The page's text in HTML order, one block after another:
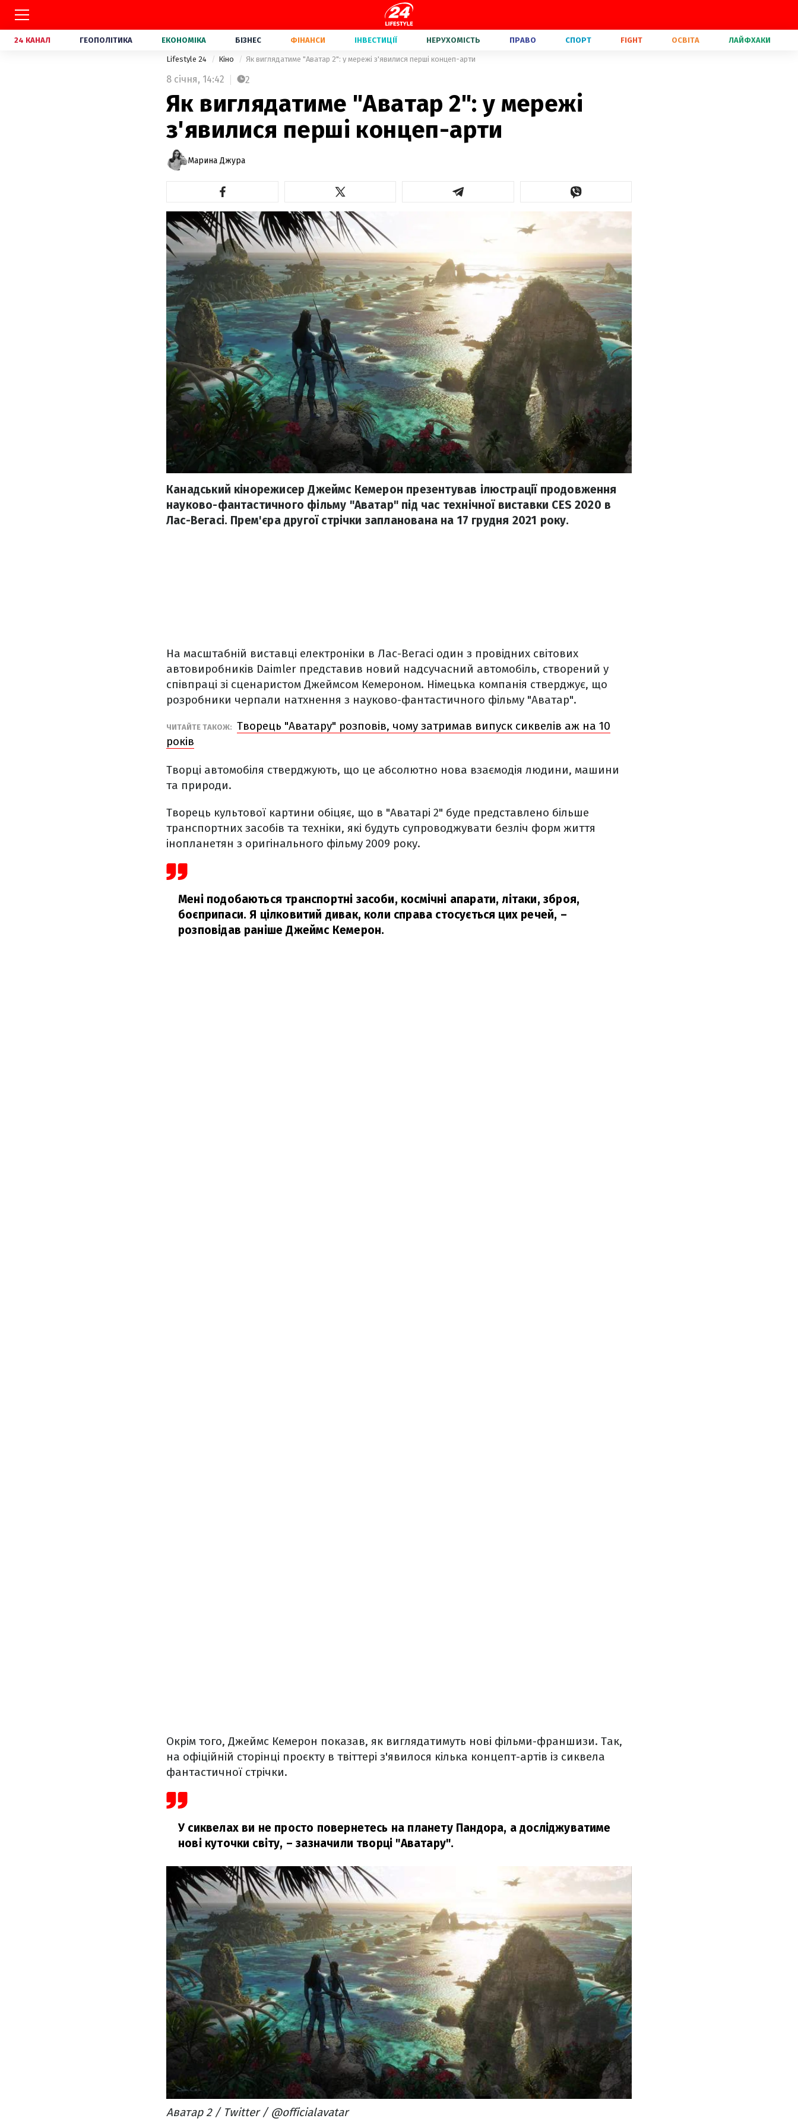
24 КАНАЛ ГЕОПОЛІТИКА ЕКОНОМІКА БІЗНЕС ФІНАНСИ ІНВЕСТИЦІЇ НЕРУХОМІСТЬ ПРАВО СПОРТ FIGHT ОСВІТА ЛАЙФХАКИ
Lifestyle 24 Кіно Як виглядатиме "Аватар 2": у мережі з'явилися перші концеп-арти
8 січня, 14:42 2
Як виглядатиме "Аватар 2": у мережі
з'явилися перші концеп-арти
Марина Джура
Канадський кінорежисер Джеймс Кемерон презентував ілюстрації продовження
науково-фантастичного фільму "Аватар" під час технічної виставки CES 2020 в
Лас-Вегасі. Прем'єра другої стрічки запланована на 17 грудня 2021 року.
На масштабній виставці електроніки в Лас-Вегасі один з провідних світових
автовиробників Daimler представив новий надсучасний автомобіль, створений у
співпраці зі сценаристом Джеймсом Кемероном. Німецька компанія стверджує, що
розробники черпали натхнення з науково-фантастичного фільму "Аватар".
ЧИТАЙТЕ ТАКОЖ: Творець "Аватару" розповів, чому затримав випуск сиквелів аж на 10
років
Творці автомобіля стверджують, що це абсолютно нова взаємодія людини, машини
та природи.
Творець культової картини обіцяє, що в "Аватарі 2" буде представлено більше
транспортних засобів та техніки, які будуть супроводжувати безліч форм життя
інопланетян з оригінального фільму 2009 року.
Мені подобаються транспортні засоби, космічні апарати, літаки, зброя,
боєприпаси. Я цілковитий дивак, коли справа стосується цих речей, –
розповідав раніше Джеймс Кемерон.
Окрім того, Джеймс Кемерон показав, як виглядатимуть нові фільми-франшизи. Так,
на офіційній сторінці проєкту в твіттері з'явилося кілька концепт-артів із сиквела
фантастичної стрічки.
У сиквелах ви не просто повернетесь на планету Пандора, а досліджуватиме
нові куточки світу, – зазначили творці "Аватару".
Аватар 2 / Twitter / @officialavatar